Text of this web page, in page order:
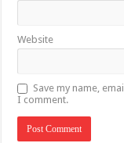
Website
Save my name,
I comment.